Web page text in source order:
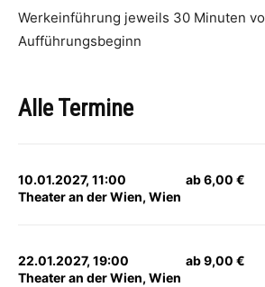
Werkeinführung jeweils 30 Minuten
Aufführungsbeginn
Alle Termine
10.01.2027, 11:00
Theater an der Wien, Wien
ab 6,00 €
22.01.2027, 19:00
Theater an der Wien, Wien
ab 9,00 €